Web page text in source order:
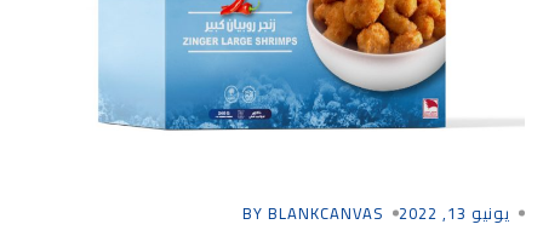
يونيو 13, 2022 BY BLANKCANVAS